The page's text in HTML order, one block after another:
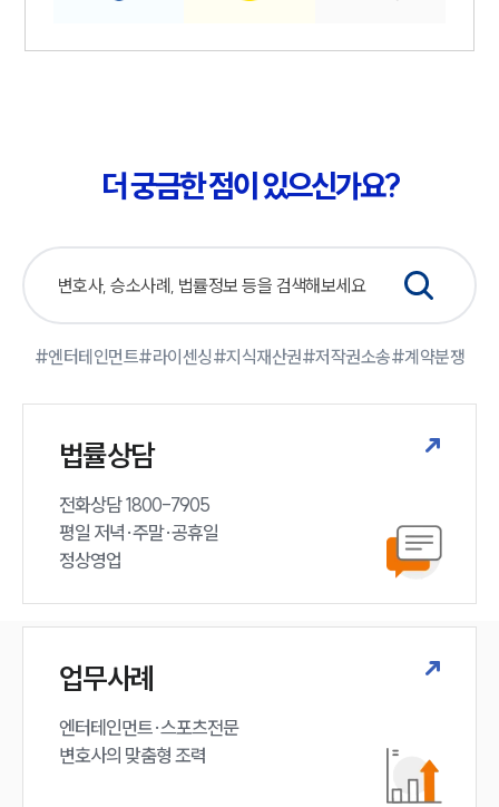
더 궁금한 점이 있으신가요?
#엔터테인먼트#라이센싱#지식재산권#저작권소송#계약분쟁
법률상담
전화상담 1800-7905
평일 저녁·주말·공휴일
정상영업
업무사례
엔터테인먼트·스포츠전문
변호사의 맞춤형 조력